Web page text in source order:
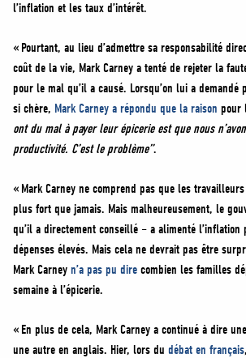
l’inflation et les taux d’intérêt.
« Pourtant, au lieu d’admettre sa responsabilité
coût de la vie, Mark Carney a tenté de rejeter la
pour le mal qu’il a causé. Lorsqu’on lui a demandé
si chère, Mark Carney a répondu que la raison pour
ont du mal à payer leur épicerie est que nous
productivité. C’est le problème”.
« Mark Carney ne comprend pas que les
plus fort que jamais. Mais malheureusement, le
qu’il a directement conseillé – a alimenté l’inflation
dépenses élevés. Mais cela ne devrait pas être
Mark Carney n’a pas pu dire combien les familles
semaine à l’épicerie.
« En plus de cela, Mark Carney a continué à dire
une autre en anglais. Hier, lors du débat en français